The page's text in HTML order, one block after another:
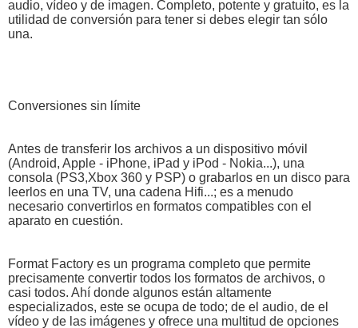
audio, vídeo y de imagen. Completo, potente y gratuito, es la
utilidad de conversión para tener si debes elegir tan sólo
una.
Conversiones sin límite
Antes de transferir los archivos a un dispositivo móvil
(Android, Apple - iPhone, iPad y iPod - Nokia...), una
consola (PS3,Xbox 360 y PSP) o grabarlos en un disco para
leerlos en una TV, una cadena Hifi...; es a menudo
necesario convertirlos en formatos compatibles con el
aparato en cuestión.
Format Factory es un programa completo que permite
precisamente convertir todos los formatos de archivos, o
casi todos. Ahí donde algunos están altamente
especializados, este se ocupa de todo; de el audio, de el
vídeo y de las imágenes y ofrece una multitud de opciones